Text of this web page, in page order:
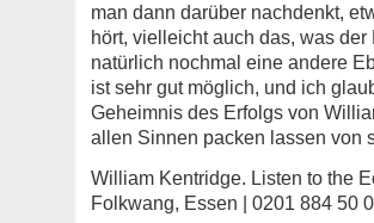
man dann darüber nachdenkt,
hört, vielleicht auch das, was
natürlich nochmal eine andere
ist sehr gut möglich, und ich
Geheimnis des Erfolgs von
allen Sinnen packen lassen von
William Kentridge. Listen to the
Folkwang, Essen | 0201 884 50